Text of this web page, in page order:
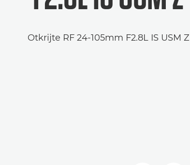
Otkrijte RF 24-105mm F2.8L IS USM Z